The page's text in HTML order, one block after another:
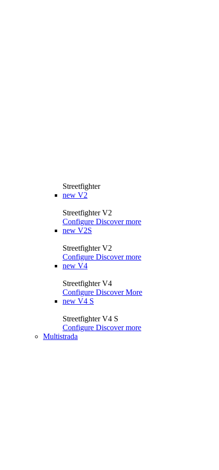
Streetfighter
new V2
Streetfighter V2
Configure Discover more
new V2S
Streetfighter V2
Configure Discover more
new V4
Streetfighter V4
Configure Discover More
new V4 S
Streetfighter V4 S
Configure Discover more
Multistrada